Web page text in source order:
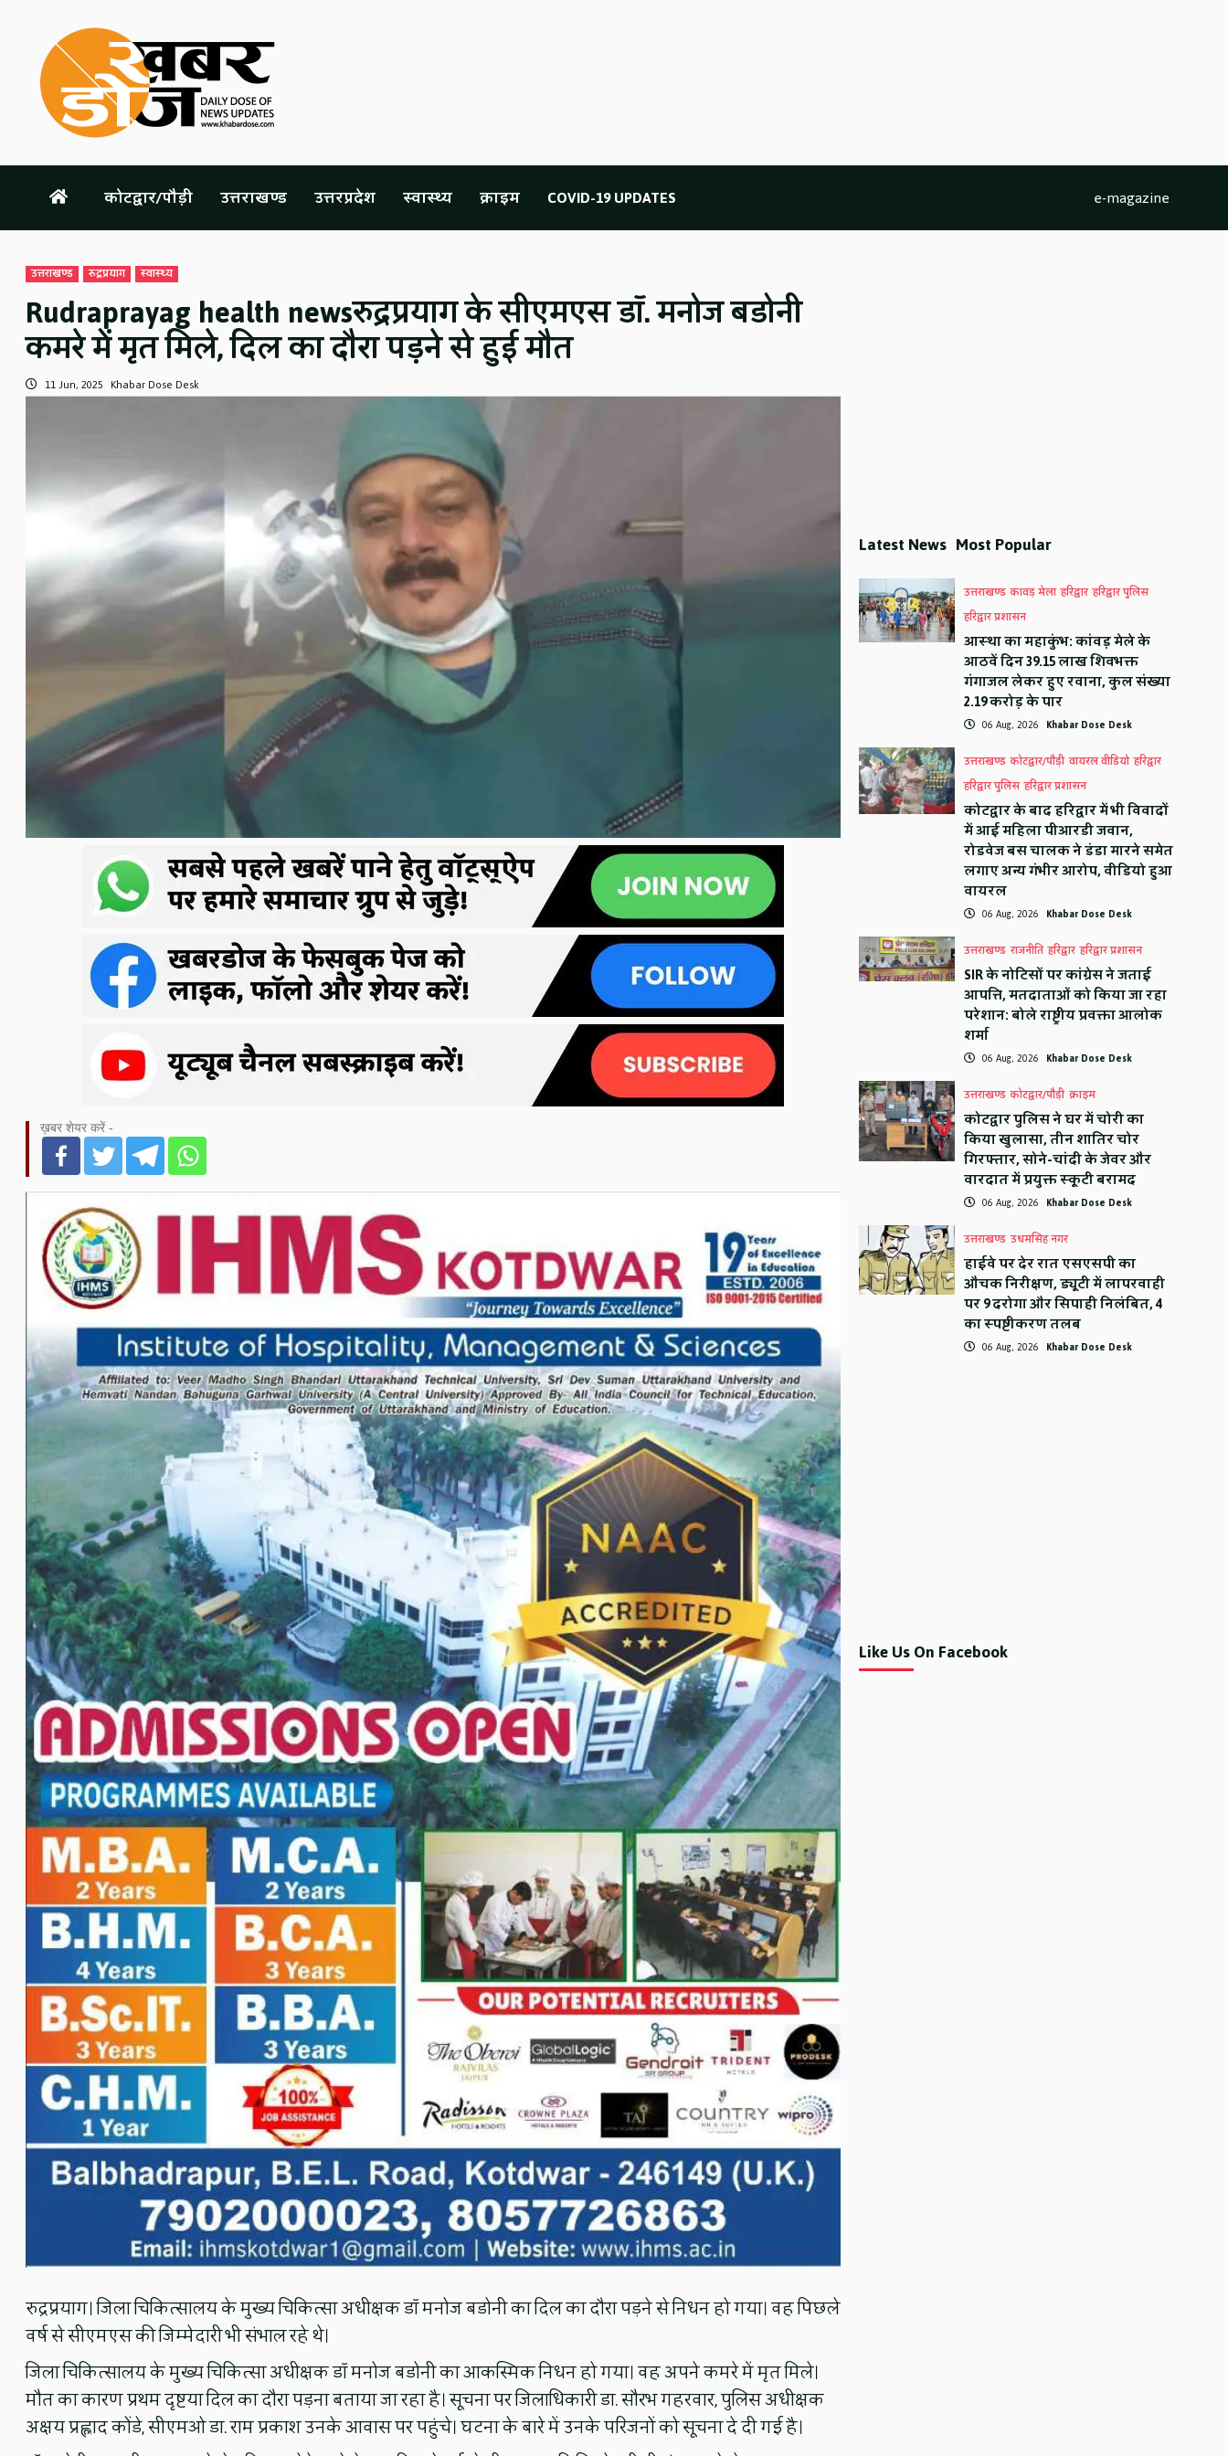
content
कोटद्वार/पौड़ी उत्तराखण्ड उत्तरप्रदेश स्वास्थ्य क्राइम COVID-19 UPDATES e-magazine
उत्तराखण्ड रुद्रप्रयाग स्वास्थ्य
Rudraprayag health newsरुद्रप्रयाग के सीएमएस डॉ. मनोज बडोनी
कमरे में मृत मिले, दिल का दौरा पड़ने से हुई मौत
11 Jun, 2025 Khabar Dose Desk
ख़बर शेयर करें -
रुद्रप्रयाग। जिला चिकित्सालय के मुख्य चिकित्सा अधीक्षक डॉ मनोज बडोनी का दिल का दौरा पड़ने से निधन हो गया। वह पिछले
वर्ष से सीएमएस की जिम्मेदारी भी संभाल रहे थे।
जिला चिकित्सालय के मुख्य चिकित्सा अधीक्षक डॉ मनोज बडोनी का आकस्मिक निधन हो गया। वह अपने कमरे में मृत मिले।
मौत का कारण प्रथम दृष्टया दिल का दौरा पड़ना बताया जा रहा है। सूचना पर जिलाधिकारी डा. सौरभ गहरवार, पुलिस अधीक्षक
अक्षय प्रह्लाद कोंडे, सीएमओ डा. राम प्रकाश उनके आवास पर पहुंचे। घटना के बारे में उनके परिजनों को सूचना दे दी गई है।
Latest News Most Popular
उत्तराखण्ड कावड़ मेला हरिद्वार हरिद्वार पुलिस
हरिद्वार प्रशासन
आस्था का महाकुंभ: कांवड़ मेले के
आठवें दिन 39.15 लाख शिवभक्त
गंगाजल लेकर हुए रवाना, कुल संख्या
2.19 करोड़ के पार
06 Aug, 2026 Khabar Dose Desk
उत्तराखण्ड कोटद्वार/पौड़ी वायरल वीडियो हरिद्वार
हरिद्वार पुलिस हरिद्वार प्रशासन
कोटद्वार के बाद हरिद्वार में भी विवादों
में आई महिला पीआरडी जवान,
रोडवेज बस चालक ने डंडा मारने समेत
लगाए अन्य गंभीर आरोप, वीडियो हुआ
वायरल
06 Aug, 2026 Khabar Dose Desk
उत्तराखण्ड राजनीति हरिद्वार हरिद्वार प्रशासन
SIR के नोटिसों पर कांग्रेस ने जताई
आपत्ति, मतदाताओं को किया जा रहा
परेशान: बोले राष्ट्रीय प्रवक्ता आलोक
शर्मा
06 Aug, 2026 Khabar Dose Desk
उत्तराखण्ड कोटद्वार/पौड़ी क्राइम
कोटद्वार पुलिस ने घर में चोरी का
किया खुलासा, तीन शातिर चोर
गिरफ्तार, सोने-चांदी के जेवर और
वारदात में प्रयुक्त स्कूटी बरामद
06 Aug, 2026 Khabar Dose Desk
उत्तराखण्ड उधमसिंह नगर
हाईवे पर देर रात एसएसपी का
औचक निरीक्षण, ड्यूटी में लापरवाही
पर 9 दरोगा और सिपाही निलंबित, 4
का स्पष्टीकरण तलब
06 Aug, 2026 Khabar Dose Desk
Like Us On Facebook